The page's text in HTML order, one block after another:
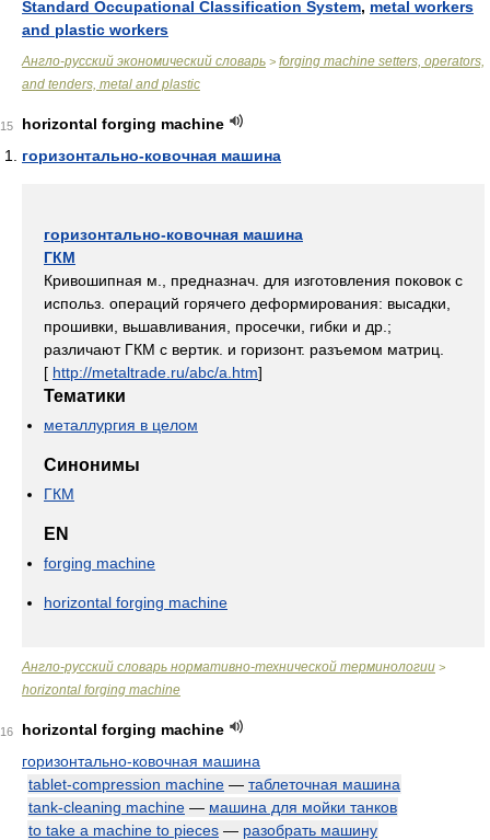
Standard Occupational Classification System, metal workers
and plastic workers
Англо-русский экономический словарь > forging machine setters, operators,
and tenders, metal and plastic
15
horizontal forging machine
горизонтально-ковочная машина
горизонтально-ковочная машина
ГКМ
Кривошипная м., предназнач. для изготовления поковок с
использ. операций горячего деформирования: высадки,
прошивки, вьшавливания, просечки, гибки и др.;
различают ГКМ с вертик. и горизонт. разъемом матриц.
[ http://metaltrade.ru/abc/a.htm]
Тематики
металлургия в целом
Синонимы
ГКМ
EN
forging machine
horizontal forging machine
Англо-русский словарь нормативно-технической терминологии >
horizontal forging machine
16
horizontal forging machine
горизонтально-ковочная машина
tablet-compression machine — таблеточная машина
tank-cleaning machine — машина для мойки танков
to take a machine to pieces — разобрать машину